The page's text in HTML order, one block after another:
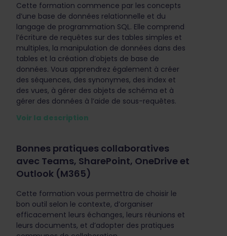
Cette formation commence par les concepts
d’une base de données relationnelle et du
langage de programmation SQL. Elle comprend
l’écriture de requêtes sur des tables simples et
multiples, la manipulation de données dans des
tables et la création d’objets de base de
données. Vous apprendrez également à créer
des séquences, des synonymes, des index et
des vues, à gérer des objets de schéma et à
gérer des données à l’aide de sous-requêtes.
Voir la description
Bonnes pratiques collaboratives
avec Teams, SharePoint, OneDrive et
Outlook (M365)
Cette formation vous permettra de choisir le
bon outil selon le contexte, d’organiser
efficacement leurs échanges, leurs réunions et
leurs documents, et d’adopter des pratiques